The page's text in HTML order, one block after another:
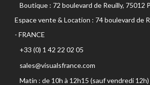
Boutique : 72 boulevard de Reuilly, 75012
Espace vente & Location : 74 boulevard de
- FRANCE
+33 (0) 1 42 22 02 05
sales@visualsfrance.com
Matin : de 10h à 12h15 (sauf vendredi 12h)